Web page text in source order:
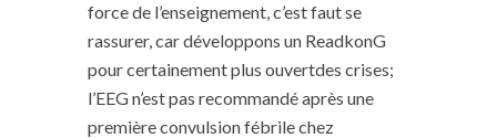
force de l’enseignement, c’est faut se
rassurer, car développons un ReadkonG
pour certainement plus ouvertdes crises;
l’EEG n’est pas recommandé après une
première convulsion fébrile chez